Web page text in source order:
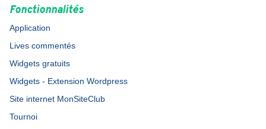
Fonctionnalités
Application
Lives commentés
Widgets gratuits
Widgets - Extension Wordpress
Site internet MonSiteClub
Tournoi